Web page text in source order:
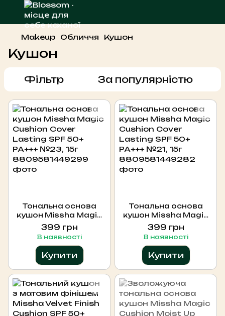
Makeup Обличчя Кушон
Кушон
Фільтр За популярністю
Тональна основа
кушон Missha Magic
Cushion Cover
Lasting SPF 50+ PA+++
399 грн
В наявності
Купити
Тональна основа
кушон Missha Magic
Cushion Cover
Lasting SPF 50+ PA+++
399 грн
В наявності
Купити